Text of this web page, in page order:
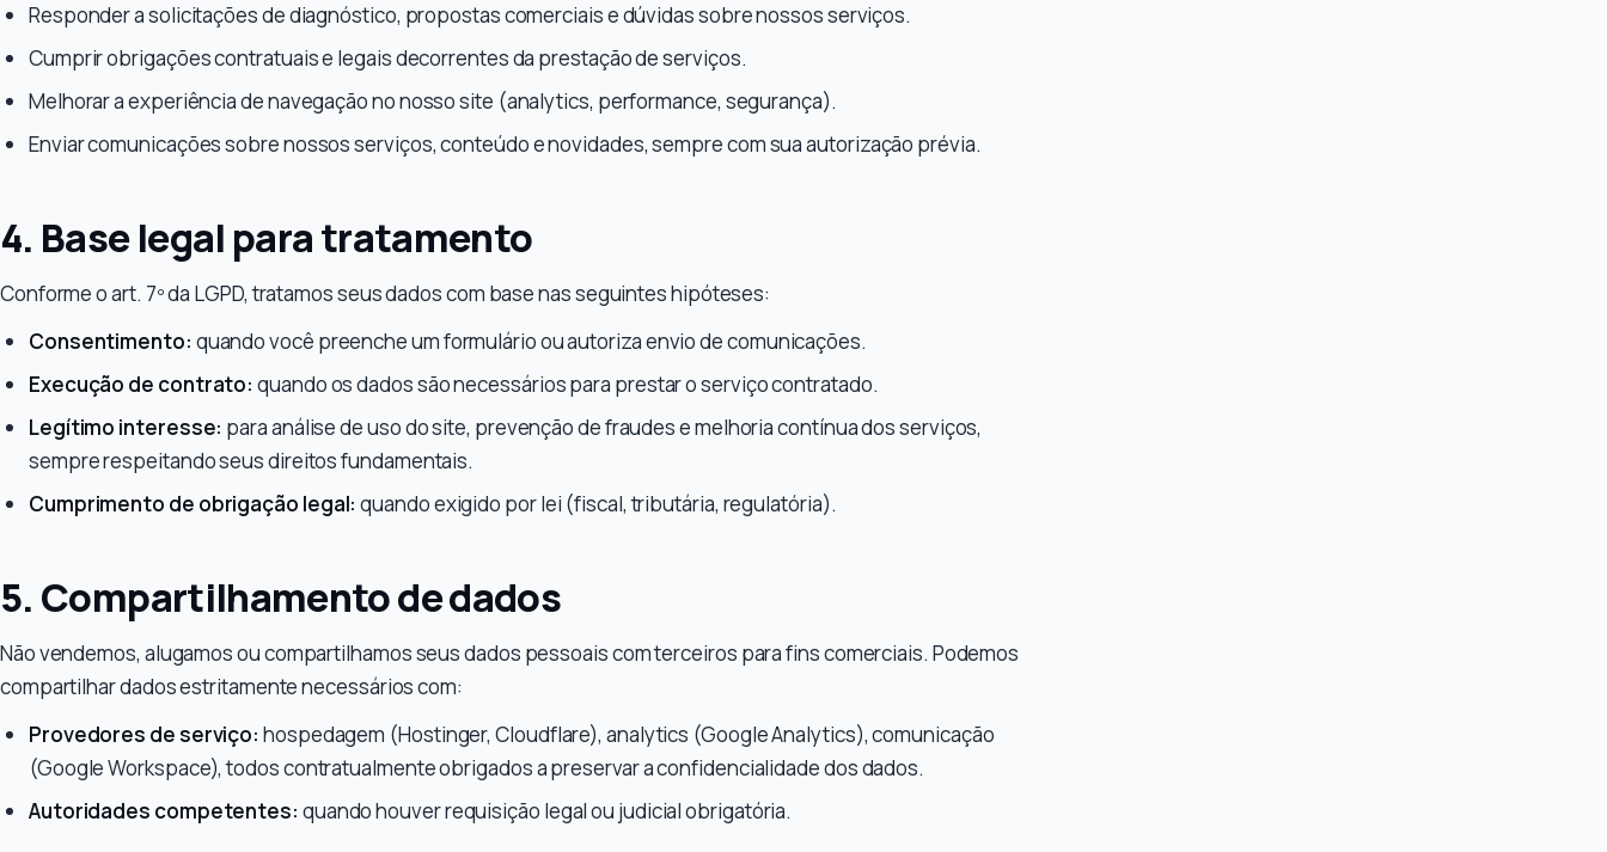
Responder a solicitações de diagnóstico, propostas comerciais e dúvidas sobre nossos serviços.
Cumprir obrigações contratuais e legais decorrentes da prestação de serviços.
Melhorar a experiência de navegação no nosso site (analytics, performance, segurança).
Enviar comunicações sobre nossos serviços, conteúdo e novidades, sempre com sua autorização prévia.
4. Base legal para tratamento
Conforme o art. 7º da LGPD, tratamos seus dados com base nas seguintes hipóteses:
Consentimento: quando você preenche um formulário ou autoriza envio de comunicações.
Execução de contrato: quando os dados são necessários para prestar o serviço contratado.
Legítimo interesse: para análise de uso do site, prevenção de fraudes e melhoria contínua dos serviços,
sempre respeitando seus direitos fundamentais.
Cumprimento de obrigação legal: quando exigido por lei (fiscal, tributária, regulatória).
5. Compartilhamento de dados
Não vendemos, alugamos ou compartilhamos seus dados pessoais com terceiros para fins comerciais. Podemos
compartilhar dados estritamente necessários com:
Provedores de serviço: hospedagem (Hostinger, Cloudflare), analytics (Google Analytics), comunicação
(Google Workspace), todos contratualmente obrigados a preservar a confidencialidade dos dados.
Autoridades competentes: quando houver requisição legal ou judicial obrigatória.